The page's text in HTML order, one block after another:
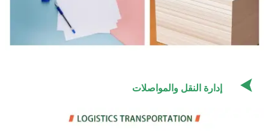
إدارة النقل والمواصلات 